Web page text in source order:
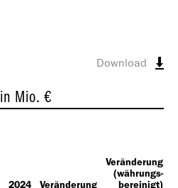
Download
in Mio. €
2024 Veränderung
Veränderung
(währungs-
bereinigt)